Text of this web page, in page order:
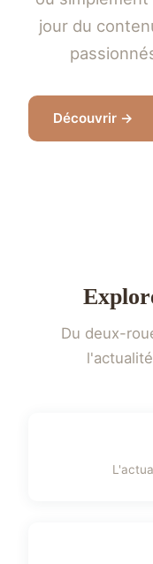
jour du
Découvrir →
Du deux-